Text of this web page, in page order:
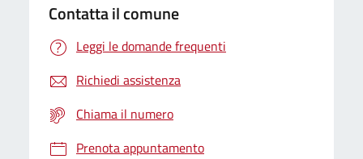
Contatta il comune
Leggi le domande frequenti
Richiedi assistenza
Chiama il numero
Prenota appuntamento